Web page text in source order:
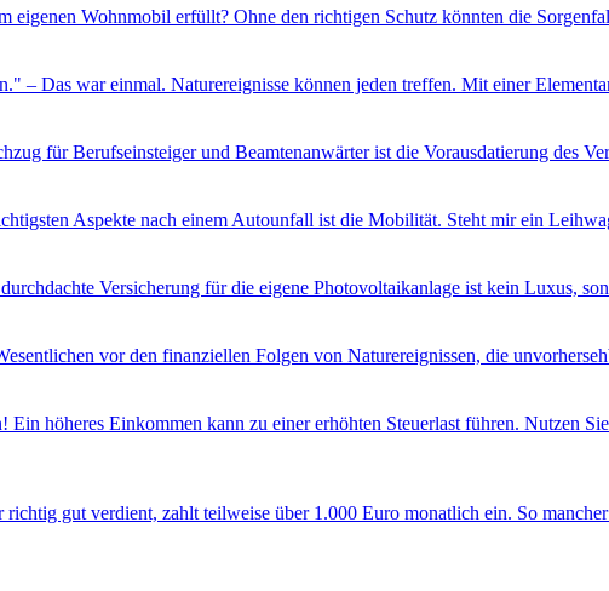
eigenen Wohnmobil erfüllt? Ohne den richtigen Schutz könnten die
– Das war einmal. Naturereignisse können jeden treffen. Mit einer
für Berufseinsteiger und Beamtenanwärter ist die Vorausdatierung des
Aspekte nach einem Autounfall ist die Mobilität. Steht mir ein
Versicherung für die eigene Photovoltaikanlage ist kein Luxus,
vor den finanziellen Folgen von Naturereignissen, die
Ein höheres Einkommen kann zu einer erhöhten Steuerlast führen. Nutzen
richtig gut verdient, zahlt teilweise über 1.000 Euro monatlich ein. So